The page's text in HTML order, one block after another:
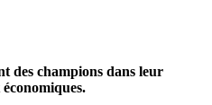
des champions dans leur